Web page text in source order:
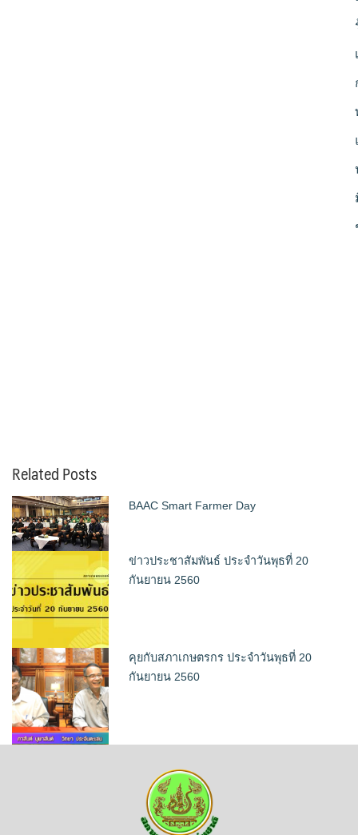
Related Posts
BAAC Smart Farmer Day
ข่าวประชาสัมพันธ์ ประจำวันพุธที่ 20
กันยายน 2560
คุยกับสภาเกษตรกร ประจำวันพุธที่ 20
กันยายน 2560